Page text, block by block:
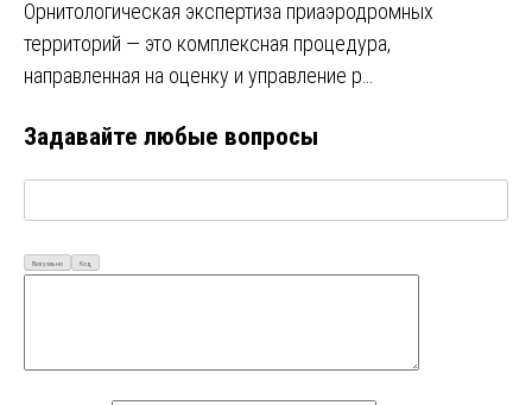
Орнитологическая экспертиза приаэродромных
территорий — это комплексная процедура,
направленная на оценку и управление р…
Задавайте любые вопросы
Визуально Код